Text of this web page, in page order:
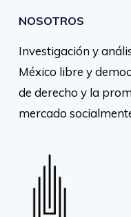
NOSOTROS
Investigación y
México libre y
de derecho y la
mercado